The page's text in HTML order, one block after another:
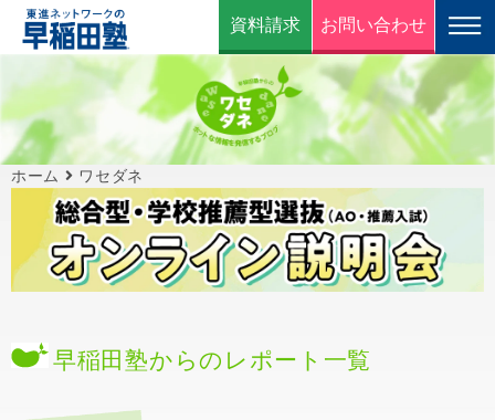
資料請求 お問い合わせ
ホーム ワセダネ
早稲田塾からのレポート一覧